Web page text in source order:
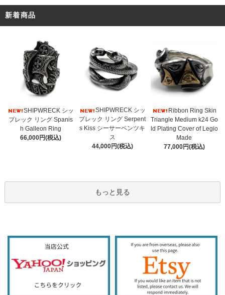
新着商品
SHIPWRECK シッ
プレック リング Spanis
h Galleon Ring
66,000円(税込)
SHIPWRECK シッ
プレック リング Serpent
s Kiss シーサーペンツキ
ス
44,000円(税込)
Ribbon Ring Skin
Triangle Medium k24 Go
ld Plating Cover of Legio
Made
77,000円(税込)
もっと見る